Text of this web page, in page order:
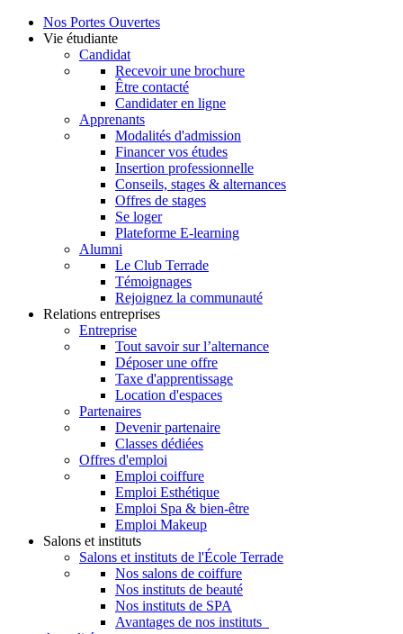
Nos Portes Ouvertes
Vie étudiante
Candidat
Recevoir une brochure
Être contacté
Candidater en ligne
Apprenants
Modalités d'admission
Financer vos études
Insertion professionnelle
Conseils, stages & alternances
Offres de stages
Se loger
Plateforme E-learning
Alumni
Le Club Terrade
Témoignages
Rejoignez la communauté
Relations entreprises
Entreprise
Tout savoir sur l’alternance
Déposer une offre
Taxe d'apprentissage
Location d'espaces
Partenaires
Devenir partenaire
Classes dédiées
Offres d'emploi
Emploi coiffure
Emploi Esthétique
Emploi Spa & bien-être
Emploi Makeup
Salons et instituts
Salons et instituts de l'École Terrade
Nos salons de coiffure
Nos instituts de beauté
Nos instituts de SPA
Avantages de nos instituts